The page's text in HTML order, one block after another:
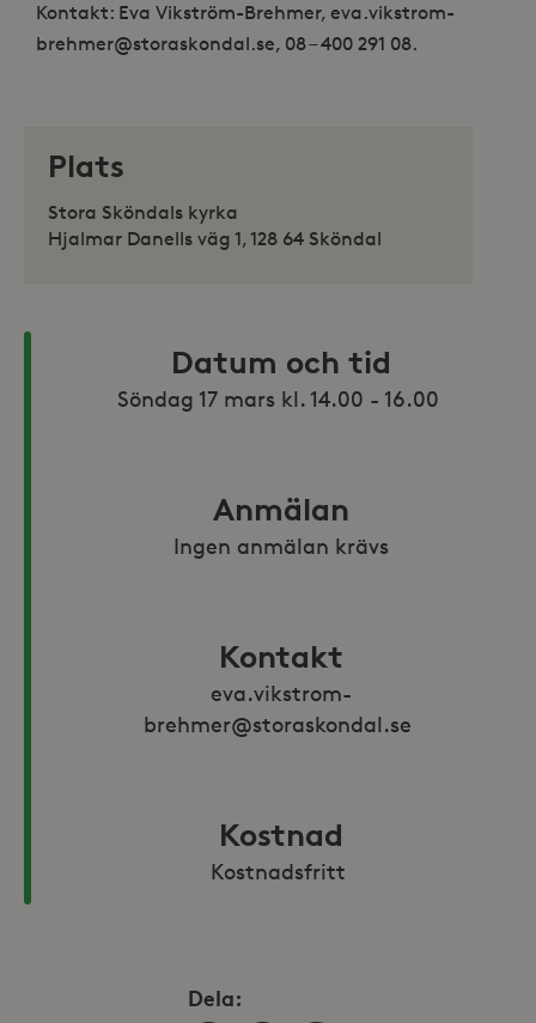
Kontakt: Eva Vikström-Brehmer, eva.vikstrom-
brehmer@storaskondal.se, 08 – 400 291 08.
Plats
Stora Sköndals kyrka
Hjalmar Danells väg 1, 128 64 Sköndal
Datum och tid
Söndag 17 mars kl. 14.00 - 16.00
Anmälan
Ingen anmälan krävs
Kontakt
eva.vikstrom-
brehmer@storaskondal.se
Kostnad
Kostnadsfritt
Dela: